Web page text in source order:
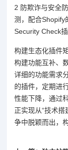
2 防欺诈与安全
测，配合Shopify
Security Check
构建生态化插件
构建功能互补、
详细的功能需求
的插件，定期进
性能下降，通过
正实现从“技术搭
争中脱颖而出，